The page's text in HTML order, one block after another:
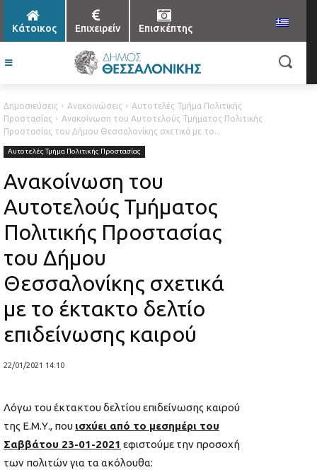
Κάτοικος Επιχειρείν Επισκέπτης
Δημοσιεύσεις Ανακοινώσεις
Αυτοτελές Τμήμα Πολιτικής
Προστασίας
Ανακοίνωση του Αυτοτελούς Τμήματος Πολιτικής
Προστασίας του Δήμου Θεσσαλονίκης σχετικά με το...
Αυτοτελές Τμήμα Πολιτικής Προστασίας
Ανακοίνωση του
Αυτοτελούς Τμήματος
Πολιτικής Προστασίας
του Δήμου
Θεσσαλονίκης σχετικά
με το έκτακτο δελτίο
επιδείνωσης καιρού
22/01/2021 14:10
Λόγω του έκτακτου δελτίου επιδείνωσης καιρού
της Ε.Μ.Υ., που ισχύει από το μεσημέρι του
Σαββάτου 23-01-2021 εφιστούμε την προσοχή
των πολιτών για τα ακόλουθα: